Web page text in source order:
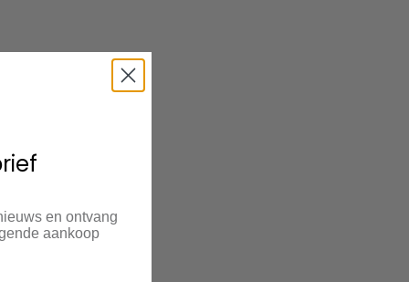
en ontvang
aankoop